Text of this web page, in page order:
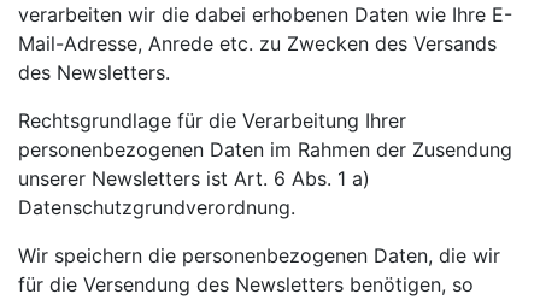
verarbeiten wir die dabei erhobenen Daten wie Ihre E-
Mail-Adresse, Anrede etc. zu Zwecken des Versands
des Newsletters.
Rechtsgrundlage für die Verarbeitung Ihrer
personenbezogenen Daten im Rahmen der Zusendung
unserer Newsletters ist Art. 6 Abs. 1 a)
Datenschutzgrundverordnung.
Wir speichern die personenbezogenen Daten, die wir
für die Versendung des Newsletters benötigen, so